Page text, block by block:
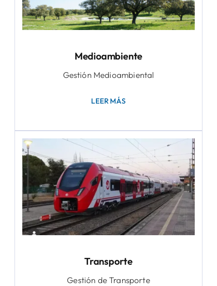
Medioambiente
Gestión Medioambiental
LEER MÁS
Transporte
Gestión de Transporte